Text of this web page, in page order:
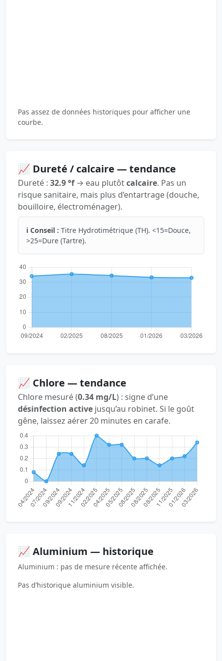
Pas assez de données historiques pour afficher une
courbe.
📈 Dureté / calcaire — tendance
Dureté : 32.9 °f→ eau plutôtcalcaire. Pas un
risque sanitaire, mais plus d’entartrage (douche,
bouilloire, électroménager).
ℹ️ Conseil : Titre Hydrotimétrique (TH). <15=Douce,
>25=Dure (Tartre).
📈 Chlore — tendance
Chlore mesuré (0.34 mg/L) : signe d’une
désinfection active jusqu’au robinet. Si le goût
gêne, laissez aérer 20 minutes en carafe.
📈 Aluminium — historique
Aluminium : pas de mesure récente affichée.
Pas d’historique aluminium visible.